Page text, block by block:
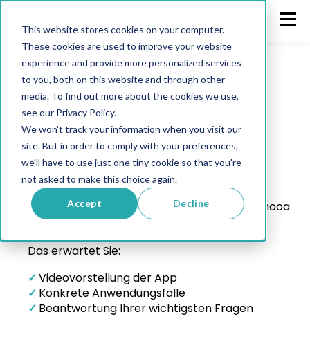
This website stores cookies on your computer.
These cookies are used to improve your website
experience and provide more personalized services
to you, both on this website and through other
media. To find out more about the cookies we use,
see our Privacy Policy.
We won't track your information when you visit our
site. But in order to comply with your preferences,
we'll have to use just one tiny cookie so that you're
not asked to make this choice again.
Accept Decline
nooa in Aktion erleben.
Wählen Sie im
Kalender
Termin aus
Im Kalender können Sie bequem einen
passenden Termin für Ihre Vorstellung von nooa
auswählen.
Das erwartet Sie:
✓Videovorstellung der App
✓ Konkrete Anwendungsfälle
✓ Beantwortung Ihrer wichtigsten Fragen